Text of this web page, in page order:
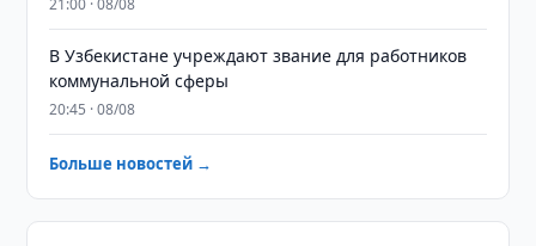
21:00 · 08/08
В Узбекистане учреждают звание для работников
коммунальной сферы
20:45 · 08/08
Больше новостей →